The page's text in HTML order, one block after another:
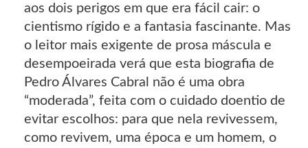
aos dois perigos em que era fácil cair: o
cientismo rígido e a fantasia fascinante. Mas
o leitor mais exigente de prosa máscula e
desempoeirada verá que esta biografia de
Pedro Álvares Cabral não é uma obra
“moderada”, feita com o cuidado doentio de
evitar escolhos: para que nela revivessem,
como revivem, uma época e um homem, o